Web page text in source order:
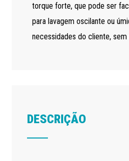
torque forte, que pode ser
para lavagem oscilante ou
necessidades do cliente,
DESCRIÇÃO